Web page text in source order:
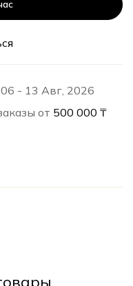
06 - 13 Авг, 2026
от 500 000 ₸